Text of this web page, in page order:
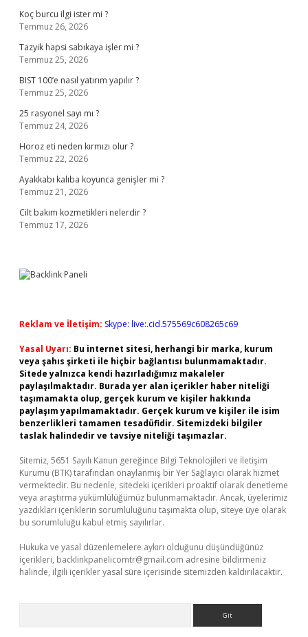
Koç burcu ilgi ister mi ?
Temmuz 26, 2026
Tazyik hapsi sabıkaya işler mi ?
Temmuz 25, 2026
BIST 100’e nasıl yatırım yapılır ?
Temmuz 25, 2026
25 rasyonel sayı mı ?
Temmuz 24, 2026
Horoz eti neden kırmızı olur ?
Temmuz 22, 2026
Ayakkabı kalıba koyunca genişler mi ?
Temmuz 21, 2026
Cilt bakım kozmetikleri nelerdir ?
Temmuz 17, 2026
Reklam ve İletişim: Skype: live:.cid.575569c608265c69
Yasal Uyarı: Bu internet sitesi, herhangi bir marka, kurum
veya şahıs şirketi ile hiçbir bağlantısı bulunmamaktadır.
Sitede yalnızca kendi hazırladığımız makaleler
paylaşılmaktadır. Burada yer alan içerikler haber niteliği
taşımamakta olup, gerçek kurum ve kişiler hakkında
paylaşım yapılmamaktadır. Gerçek kurum ve kişiler ile isim
benzerlikleri tamamen tesadüfidir. Sitemizdeki bilgiler
taslak halindedir ve tavsiye niteliği taşımazlar.
Sitemiz, 5651 Sayılı Kanun gereğince Bilgi Teknolojileri ve İletişim
Kurumu (BTK) tarafından onaylanmış bir Yer Sağlayıcı olarak hizmet
vermektedir. Bu nedenle, sitedeki içerikleri proaktif olarak denetleme
veya araştırma yükümlülüğümüz bulunmamaktadır. Ancak, üyelerimiz
yazdıkları içeriklerin sorumluluğunu taşımakta olup, siteye üye olarak
bu sorumluluğu kabul etmiş sayılırlar.
Hukuka ve yasal düzenlemelere aykırı olduğunu düşündüğünüz
içerikleri, backlinkpanelicomtr@gmail.com adresine bildirmeniz
halinde, ilgili içerikler yasal süre içerisinde sitemizden kaldırılacaktır.